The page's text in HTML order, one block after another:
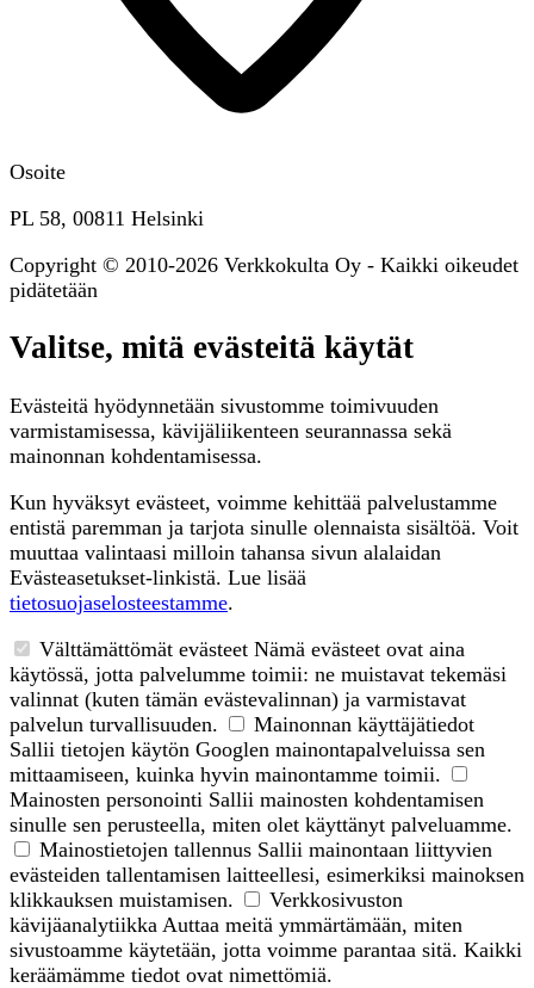
Osoite
PL 58, 00811 Helsinki
Copyright © 2010-2026 Verkkokulta Oy - Kaikki oikeudet
pidätetään
Valitse, mitä evästeitä käytät
Evästeitä hyödynnetään sivustomme toimivuuden
varmistamisessa, kävijäliikenteen seurannassa sekä
mainonnan kohdentamisessa.
Kun hyväksyt evästeet, voimme kehittää palvelustamme
entistä paremman ja tarjota sinulle olennaista sisältöä. Voit
muuttaa valintaasi milloin tahansa sivun alalaidan
Evästeasetukset-linkistä. Lue lisää
tietosuojaselosteestamme.
Välttämättömät evästeet Nämä evästeet ovat aina
käytössä, jotta palvelumme toimii: ne muistavat tekemäsi
valinnat (kuten tämän evästevalinnan) ja varmistavat
palvelun turvallisuuden.
Mainonnan käyttäjätiedot
Sallii tietojen käytön Googlen mainontapalveluissa sen
mittaamiseen, kuinka hyvin mainontamme toimii.
Mainosten personointi Sallii mainosten kohdentamisen
sinulle sen perusteella, miten olet käyttänyt palveluamme.
Mainostietojen tallennus Sallii mainontaan liittyvien
evästeiden tallentamisen laitteellesi, esimerkiksi mainoksen
klikkauksen muistamisen.
Verkkosivuston
kävijäanalytiikka Auttaa meitä ymmärtämään, miten
sivustoamme käytetään, jotta voimme parantaa sitä. Kaikki
keräämämme tiedot ovat nimettömiä.